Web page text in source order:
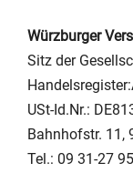
Würzburger
Sitz der
USt-Id.Nr.:
Bahnhofstr. 11,
Tel.: 09 31-27